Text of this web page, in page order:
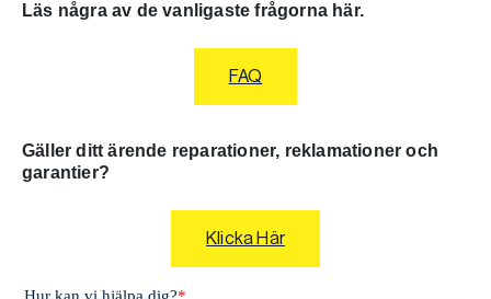
Läs några av de vanligaste frågorna här.
FAQ
Gäller ditt ärende reparationer, reklamationer och
garantier?
Klicka Här